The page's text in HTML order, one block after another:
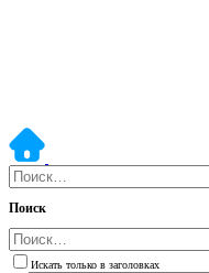
Поиск
Искать только в заголовках